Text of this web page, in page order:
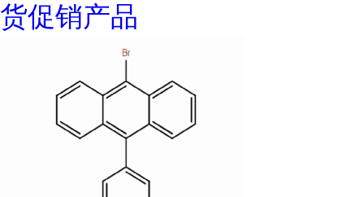
货促销产品